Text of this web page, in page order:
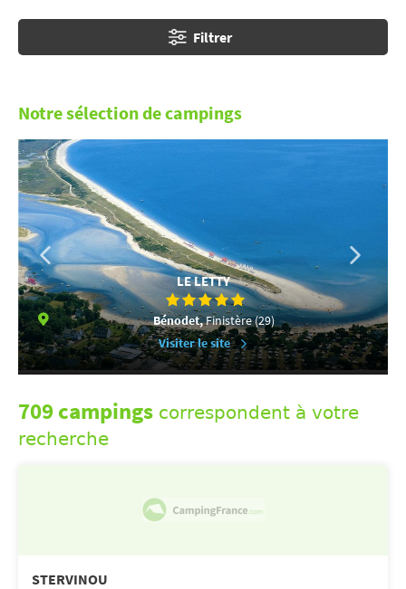
Filtrer
Notre sélection de campings
LE LETTY
Bénodet,Finistère (29)
Visiter le site
709 campings correspondent à votre
recherche
STERVINOU